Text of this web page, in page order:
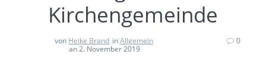
Kirchengemeinde
von Heike Brand inAllgemein
an 2. November 2019
0